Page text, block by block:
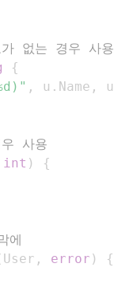
없는 경우 사용
{
, u . Name , u
사용
int )
{
에
User , error )
{